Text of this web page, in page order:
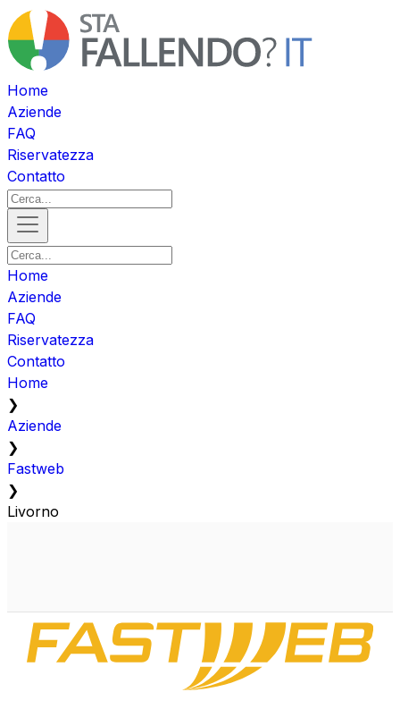
Home
Aziende
FAQ
Riservatezza
Contatto
Home
Aziende
FAQ
Riservatezza
Contatto
Home
❯
Aziende
❯
Fastweb
❯
Livorno